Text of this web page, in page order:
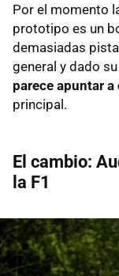
Por el momento
prototipo es un
demasiadas
general y dado
parece apuntar
principal.
El cambio:
la F1